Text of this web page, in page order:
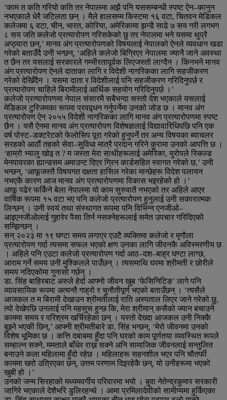
‘काम त कति गरियो कति तर नेपालमा अझै पनि यससम्बन्धी स्पष्ट ऐन–कानुन
नभएकाले धेरै जटिलता छन् । मैले हालसम्म किस्टमा १६ वटा, चितवन मेडिकल
कलेजमा ६ वटा, चीन, भारत, कोरिया, अमेरिकामा झन्डै साढे ७ सय गरी लगभग
८ सय जति कलेजो प्रत्यारोपण गरिसकेको छु तर नेपालमा भने यसमा थुप्रै
अप्ठ्यारा छन्,’ मानव अंग प्रत्यारोपणको विषयलाई नेपालको ऐनले व्यवधान खडा
गरेको बताउँदै उनी भन्छन्, ‘अहिले कलेजो बिग्रिएर नेपालमा ज्यानै जाने अवस्था
त छैन तर यसलाई सरकारले गम्भीरतापूर्वक लिएजस्तो लाग्दैन । किनभने मानव
अंग प्रत्यारोपण ऐनले दाताका लागि र विदेशी नागरिकका लागि सहजीकरण
गरेको देखिँदैन । यसमा दाता र विदेशीलाई पनि सहजीकरण गरिदिनुपर्छ र
प्रत्यारोपण चाहिले बिरामीलाई आर्थिक सहयोग गरिदिनुपर्छ ।’
कलेजो प्रत्यारोपणमा नेपाल संसारमै सबैभन्दा सस्तो देश भएकाले यसलाई
मेडिकल टुरिजमका रूपमा प्रवद्र्धन गर्नुपर्नेमा उनको जोड छ । मानव अंग
प्रत्यारोपण ऐन २०५५ विदेशी नागरिकका लागि मानव अंग प्रत्यारोपणमा स्पष्ट
छैन । यसै ऐनमा मानव अंग प्रत्यारोपण विशेषज्ञलाई विद्यावारिधिपछि पनि एक
वर्ष पोस्ट–डक्टरेटको फेलोसिप पूरा गरेको हुनुपर्ने तर अन्य विषयका ब्याचलर
सरहको आठौं तहको सेवा–सुविधा मात्रै प्रदान गरिने कुरामा उनको आपत्ति छ ।
‘हाम्रो भ्यालु खोइ त ? म जस्ता मेरा साथीहरूलाई अमेरिका, युरोपले स्किल्ड
मेनपावरका ह्यान्डसम अमाउन्ट दिएर ग्रिन कार्डसहित स्वागत गरेको छ,’ उनी
भन्छन्, ‘आफूजस्तै विषयगत दक्षता हासिल गरेका मान्छेहरू विदेश पलायन
नभएकै कारण आज मानव अंग प्रत्यारोपणमा विकास भइरहेको हो ।’
आफू पढेर फर्किने बेला नेपालमा यो काम सुरुवातै नभएको तर अहिले आएर
वार्षिक रूपमा १५ वटा भए पनि कलेजो प्रत्यारोपण हुनुलाई उनी सकारात्मक
लिन्छन् । उनी स्वयं तथा संस्थागत रूपमा पनि विभिन्न एनजीओ–
आइएनजीओलाई गुहारेर पैसा तिर्न नसक्नेहरूलाई समेत उपचार गरिदिएको
सम्झिन्छन् ।
सन् २०२३ मा १९ घण्टा समय लगाएर एउटै व्यक्तिमा कलेजो र मृगौला
प्रत्यारोपण गर्दा त्यसमा सफल भएको क्षण उनका लागि जीवनकै अविस्मरणीय छ
। अहिले पनि एउटा कलेजो प्रत्यारोपण गर्दा आठ–दश–बाह्र घण्टा लाग्छ,
आराम गर्ने समय उनी मुश्किलले पाउँछन् । त्यसमाथि घरमा श्रीमती र छोरीले
समय नदिएकोमा गुनासो गर्छन् ।
डा. सिंह बाहिरबाट अरुले हेर्दा आफ्नो जीवन खुब ‘फेसिनिटिङ’ लागे पनि
व्यावसायिक रूपमा अत्यन्तै गाह्रो र चुनौतीपूर्ण भएको बताउँछन् । ‘त्यसैले
आजकल त म बिरामी देखाउन श्रीमतीलाई राति अस्पताल लिएर जाने गरेको छु,
त्यो देखेपछि उनलाई पनि महसुस हुन्छ कि, मेरा श्रीमान् कसैको ज्यान बचाउने
काममा समय र परिश्रम खर्चिरहेका छन् । यस्तो देख्दा आजकल उनी निक्कै
बुझ्ने भएकी छिन्,’ आफ्नी श्रीमतीबारे डा. सिंह भन्छन्, ‘मेरो जीवनमा उनको
विशेष भूमिका छ । कत्ति दबाबमा हुँदा पनि घरको काम पूर्णतया व्यवस्थित रूपले
सम्हाल्न सक्ने, ममताले बाँधेर राख्न सक्ने अनि सामाजिक जीवनलाई सन्तुलित
बनाउने कला महिलामा हुँदो रहेछ । महिलाहरू सहनशील भएर पनि चौतर्फी
काममा खरो उत्रिएका छन्, उत्तम परणाम दिइरहेकै छन्, यो उनीहरूमा भएको
खुबी हो ।’
उनको जन्म सिरहाको मध्यमवर्गीय परिवारमा भयो । बुवा नेतेन्द्रकुमार सरकारी
जागिरे भएकाले देशैभरि डुलिरहन्थे । आमा प्रमिलादेवीको सामीप्यमा हुर्किएका